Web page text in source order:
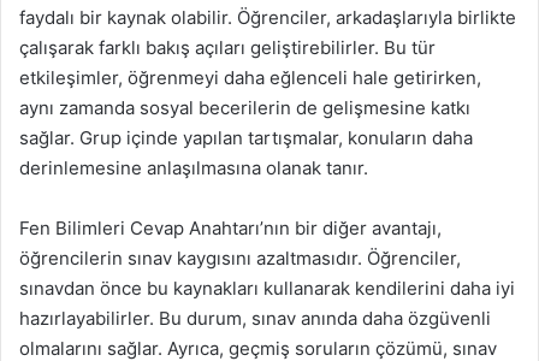
faydalı bir kaynak olabilir. Öğrenciler, arkadaşlarıyla birlikte
çalışarak farklı bakış açıları geliştirebilirler. Bu tür
etkileşimler, öğrenmeyi daha eğlenceli hale getirirken,
aynı zamanda sosyal becerilerin de gelişmesine katkı
sağlar. Grup içinde yapılan tartışmalar, konuların daha
derinlemesine anlaşılmasına olanak tanır.
Fen Bilimleri Cevap Anahtarı’nın bir diğer avantajı,
öğrencilerin sınav kaygısını azaltmasıdır. Öğrenciler,
sınavdan önce bu kaynakları kullanarak kendilerini daha iyi
hazırlayabilirler. Bu durum, sınav anında daha özgüvenli
olmalarını sağlar. Ayrıca, geçmiş soruların çözümü, sınav